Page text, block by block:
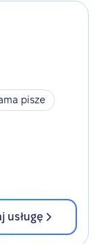
pisze
usługę